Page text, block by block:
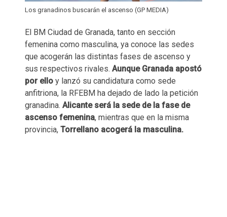
Los granadinos buscarán el ascenso (GP MEDIA)
El BM Ciudad de Granada, tanto en sección
femenina como masculina, ya conoce las sedes
que acogerán las distintas fases de ascenso y
sus respectivos rivales. Aunque Granada apostó
por ello y lanzó su candidatura como sede
anfitriona, la RFEBM ha dejado de lado la petición
granadina. Alicante será la sede de la fase de
ascenso femenina, mientras que en la misma
provincia, Torrellano acogerá la masculina.